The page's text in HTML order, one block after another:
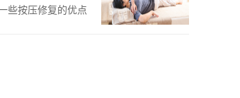
些按压修复的优点